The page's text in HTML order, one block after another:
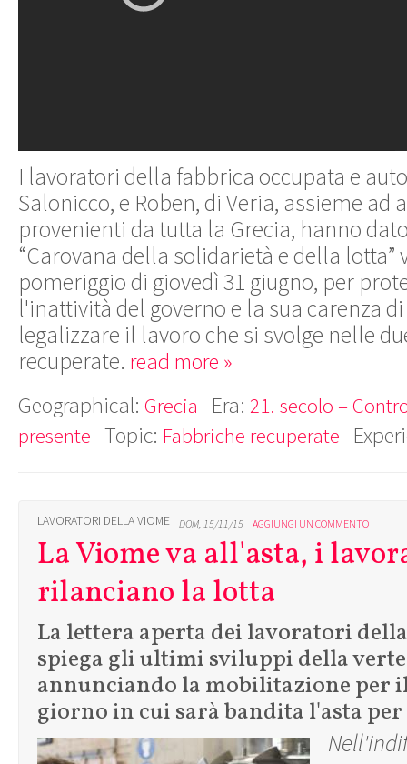
I lavoratori della fabbrica occupata e
Salonicco, e Roben, di Veria, assieme ad
provenienti da tutta la Grecia, hanno
“Carovana della solidarietà e della lotta”
pomeriggio di giovedì 31 giugno, per
l'inattività del governo e la sua carenza
legalizzare il lavoro che si svolge nelle
recuperate. read more »
Geographical: Grecia Era: 21. secolo –
presente Topic: Fabbriche recuperate
LAVORATORI DELLA VIOME DOM, 15/11/15 AGGIUNGI UN COMMENTO
La Viome va all'asta, i
rilanciano la lotta
La lettera aperta dei lavoratori
spiega gli ultimi sviluppi della
annunciando la mobilitazione per
giorno in cui sarà bandita l'asta